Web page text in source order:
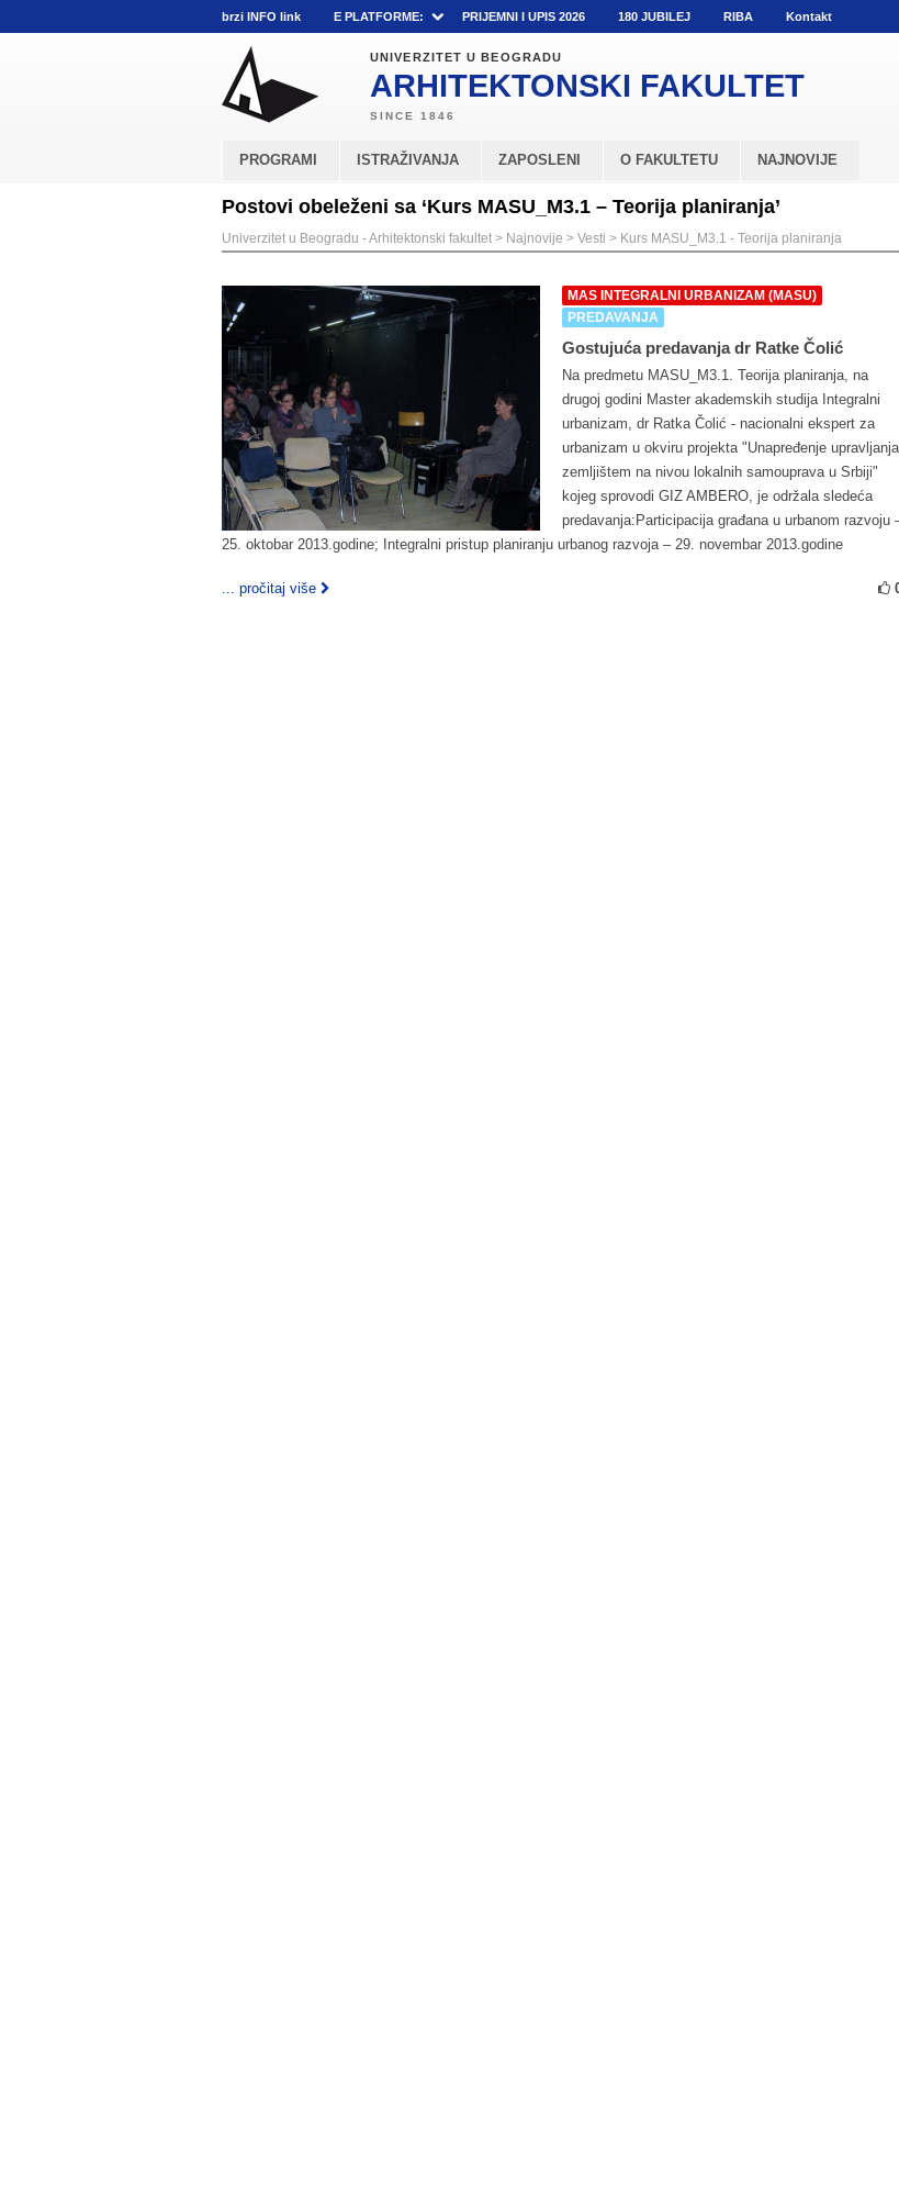
brzi INFO link E PLATFORME: PRIJEMNI I UPIS 2026 180 JUBILEJ RIBA Kontakt
UNIVERZITET U BEOGRADU
ARHITEKTONSKI FAKULTET
PROGRAMI ISTRAŽIVANJA ZAPOSLENI O FAKULTETU NAJNOVIJE
Postovi obeleženi sa ‘Kurs MASU_M3.1 – Teorija planiranja’
Univerzitet u Beogradu - Arhitektonski fakultet > Najnovije > Vesti > Kurs MASU_M3.1 - Teorija planiranja
MAS INTEGRALNI URBANIZAM (MASU)
PREDAVANJA
Gostujuća predavanja dr Ratke Čolić
Na predmetu MASU_M3.1. Teorija planiranja, na
drugoj godini Master akademskih studija Integralni
urbanizam, dr Ratka Čolić - nacionalni ekspert za
urbanizam u okviru projekta "Unapređenje upravljanja
zemljištem na nivou lokalnih samouprava u Srbiji"
kojeg sprovodi GIZ AMBERO, je održala sledeća
predavanja:Participacija građana u urbanom razvoju
25. oktobar 2013.godine; Integralni pristup planiranju urbanog razvoja – 29. novembar 2013.godine
... pročitaj više